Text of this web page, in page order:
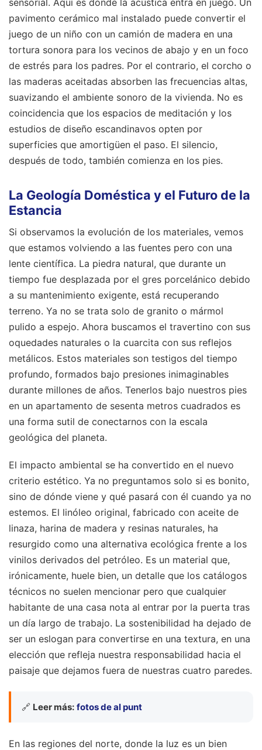
pavimento cerámico mal instalado puede convertir el
juego de un niño con un camión de madera en una
tortura sonora para los vecinos de abajo y en un foco
de estrés para los padres. Por el contrario, el corcho o
las maderas aceitadas absorben las frecuencias altas,
suavizando el ambiente sonoro de la vivienda. No es
coincidencia que los espacios de meditación y los
estudios de diseño escandinavos opten por
superficies que amortigüen el paso. El silencio,
después de todo, también comienza en los pies.
La Geología Doméstica y el Futuro de la
Estancia
Si observamos la evolución de los materiales, vemos
que estamos volviendo a las fuentes pero con una
lente científica. La piedra natural, que durante un
tiempo fue desplazada por el gres porcelánico debido
a su mantenimiento exigente, está recuperando
terreno. Ya no se trata solo de granito o mármol
pulido a espejo. Ahora buscamos el travertino con sus
oquedades naturales o la cuarcita con sus reflejos
metálicos. Estos materiales son testigos del tiempo
profundo, formados bajo presiones inimaginables
durante millones de años. Tenerlos bajo nuestros pies
en un apartamento de sesenta metros cuadrados es
una forma sutil de conectarnos con la escala
geológica del planeta.
El impacto ambiental se ha convertido en el nuevo
criterio estético. Ya no preguntamos solo si es bonito,
sino de dónde viene y qué pasará con él cuando ya no
estemos. El linóleo original, fabricado con aceite de
linaza, harina de madera y resinas naturales, ha
resurgido como una alternativa ecológica frente a los
vinilos derivados del petróleo. Es un material que,
irónicamente, huele bien, un detalle que los catálogos
técnicos no suelen mencionar pero que cualquier
habitante de una casa nota al entrar por la puerta tras
un día largo de trabajo. La sostenibilidad ha dejado de
ser un eslogan para convertirse en una textura, en una
elección que refleja nuestra responsabilidad hacia el
paisaje que dejamos fuera de nuestras cuatro paredes.
🔗 Leer más: fotos de al punt
En las regiones del norte, donde la luz es un bien